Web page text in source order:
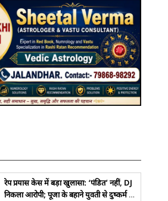
रेप प्रयास केस में बड़ा खुलासा: ‘पंडित’ नहीं, DJ
निकला आरोपी; पूजा के बहाने युवती से दुष्कर्म की